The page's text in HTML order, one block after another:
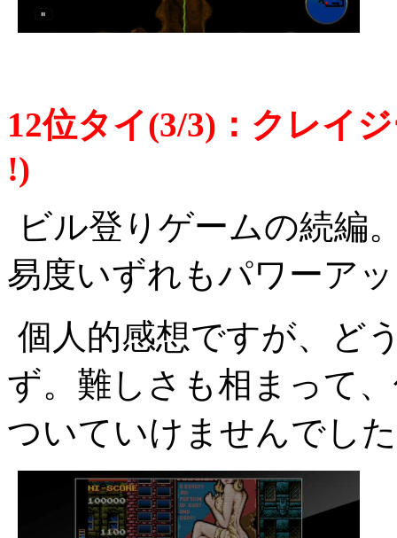
12位タイ(3/3)：クレ
!)
ビル登りゲームの続編
易度いずれもパワーア
個人的感想ですが、ど
ず。難しさも相まって
ついていけませんでし